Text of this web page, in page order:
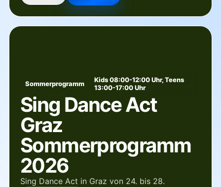
Sommerprogramm
Kids 08:00-12:00 Uhr, Teens
13:00-17:00 Uhr
Sing Dance Act
Graz
Sommerprogramm
2026
Sing Dance Act in Graz von 24. bis 28.